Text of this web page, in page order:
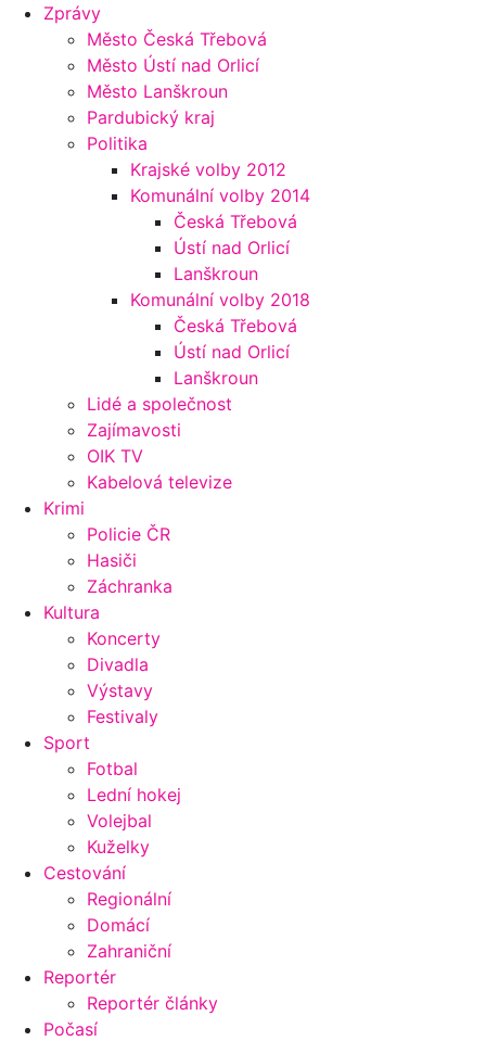
Zprávy
Město Česká Třebová
Město Ústí nad Orlicí
Město Lanškroun
Pardubický kraj
Politika
Krajské volby 2012
Komunální volby 2014
Česká Třebová
Ústí nad Orlicí
Lanškroun
Komunální volby 2018
Česká Třebová
Ústí nad Orlicí
Lanškroun
Lidé a společnost
Zajímavosti
OIK TV
Kabelová televize
Krimi
Policie ČR
Hasiči
Záchranka
Kultura
Koncerty
Divadla
Výstavy
Festivaly
Sport
Fotbal
Lední hokej
Volejbal
Kuželky
Cestování
Regionální
Domácí
Zahraniční
Reportér
Reportér články
Počasí